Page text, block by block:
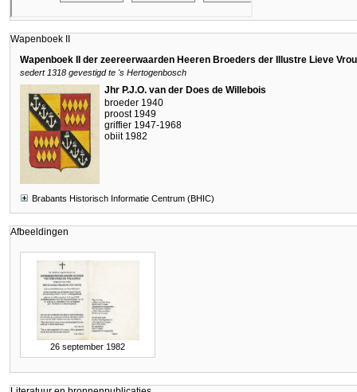
Wapenboek II
Wapenboek II der zeereerwaarden Heeren Broeders der Illustre Lieve
sedert 1318 gevestigd te 's Hertogenbosch
Jhr P.J.O. van der Does de Willebois
broeder 1940
proost 1949
griffier 1947-1968
obiit 1982
Brabants Historisch Informatie Centrum (BHIC)
Afbeeldingen
26 september 1982